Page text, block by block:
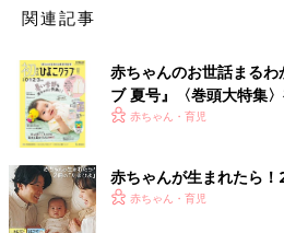
関連記事
赤ちゃんのお世話まる
ブ 夏号』〈巻頭大特集
く！ おっぱい・ミルク
赤ちゃん・育児
赤ちゃんが生まれたら！
赤ちゃん・育児